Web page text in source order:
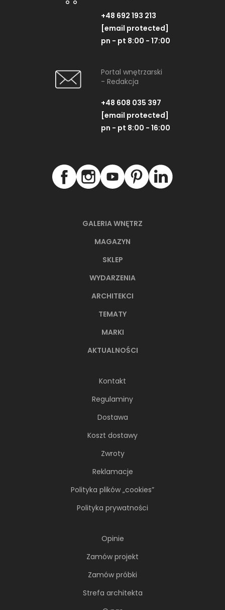
GALERIA WNĘTRZ
MAGAZYN
SKLEP
WYDARZENIA
ARCHITEKCI
TEMATY
MARKI
AKTUALNOŚCI
Kontakt
Regulaminy
Dostawa
Koszt dostawy
Zwroty
Reklamacje
Polityka plików „cookies”
Polityka prywatności
Opinie
Zamów projekt
Zamów próbki
Strefa architekta
+48 692 193 213
[email protected]
pn - pt 8:00 - 17:00
Portal wnętrzarski
- Redakcja
+48 608 035 397
[email protected]
pn - pt 8:00 - 16:00